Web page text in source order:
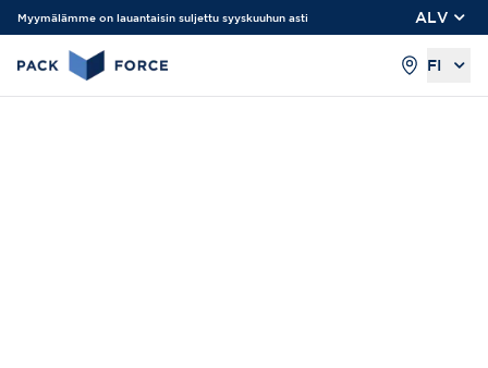
Myymälämme on lauantaisin suljettu syyskuuhun asti ALV
FI